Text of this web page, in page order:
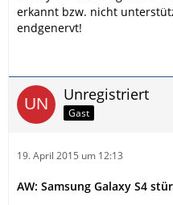
erkannt bzw. nicht
endgenervt!
Unregistriert
Gast
19. April 2015 um 12:13
AW: Samsung Galaxy S4